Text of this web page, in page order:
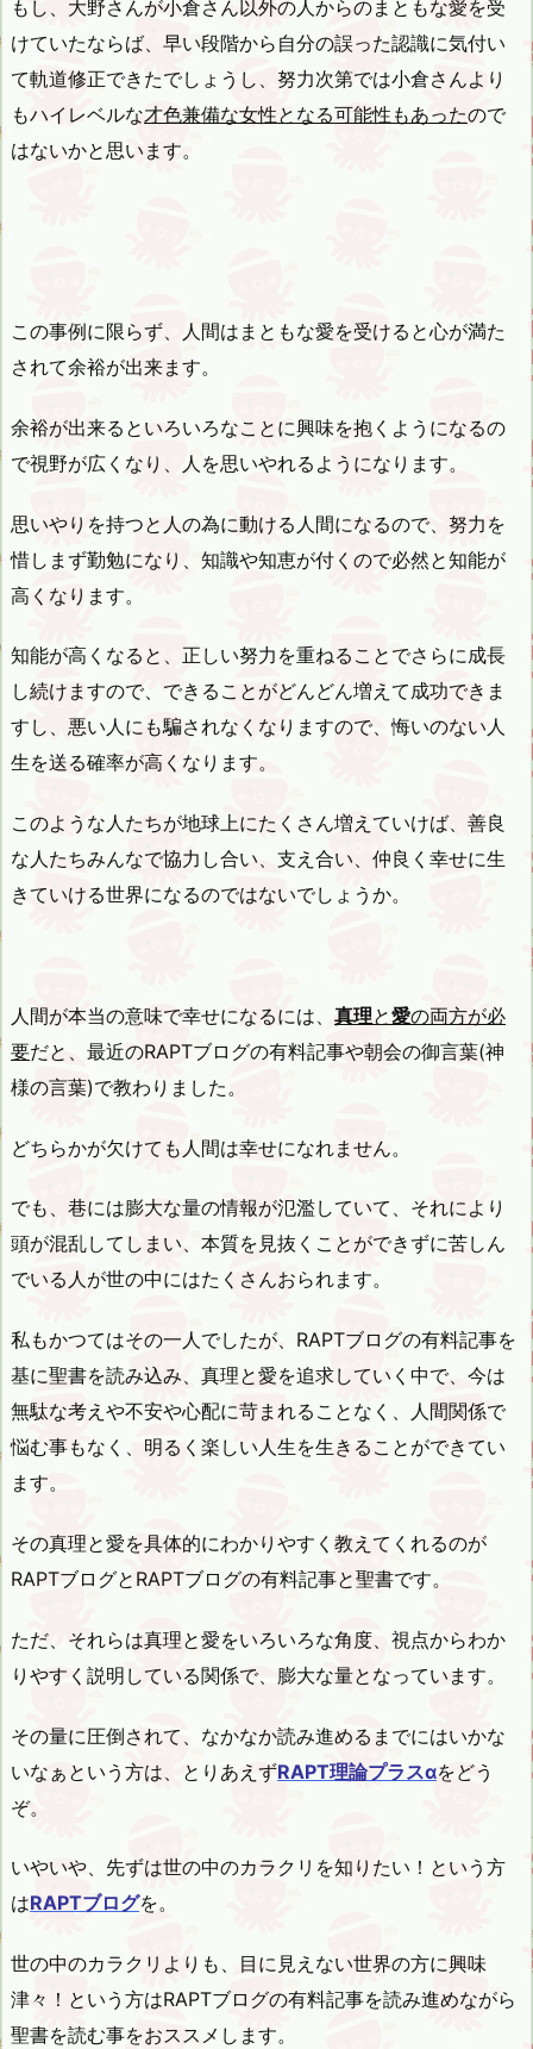
もし、大野さんが小倉さん以外の人からのまともな愛を受
けていたならば、早い段階から自分の誤った認識に気付い
て軌道修正できたでしょうし、努力次第では小倉さんより
もハイレベルな才色兼備な女性となる可能性もあったので
はないかと思います。
この事例に限らず、人間はまともな愛を受けると心が満た
されて余裕が出来ます。
余裕が出来るといろいろなことに興味を抱くようになるの
で視野が広くなり、人を思いやれるようになります。
思いやりを持つと人の為に動ける人間になるので、努力を
惜しまず勤勉になり、知識や知恵が付くので必然と知能が
高くなります。
知能が高くなると、正しい努力を重ねることでさらに成長
し続けますので、できることがどんどん増えて成功できま
すし、悪い人にも騙されなくなりますので、悔いのない人
生を送る確率が高くなります。
このような人たちが地球上にたくさん増えていけば、善良
な人たちみんなで協力し合い、支え合い、仲良く幸せに生
きていける世界になるのではないでしょうか。
人間が本当の意味で幸せになるには、 真理と愛の両方が必
要だと、最近のRAPTブログの有料記事や朝会の御言葉(神
様の言葉)で教わりました。
どちらかが欠けても人間は幸せになれません。
でも、巷には膨大な量の情報が氾濫していて、それにより
頭が混乱してしまい、本質を見抜くことができずに苦しん
でいる人が世の中にはたくさんおられます。
私もかつてはその一人でしたが、RAPTブログの有料記事を
基に聖書を読み込み、真理と愛を追求していく中で、今は
無駄な考えや不安や心配に苛まれることなく、人間関係で
悩む事もなく、明るく楽しい人生を生きることができてい
ます。
その真理と愛を具体的にわかりやすく教えてくれるのが
RAPTブログとRAPTブログの有料記事と聖書です。
ただ、それらは真理と愛をいろいろな角度、視点からわか
りやすく説明している関係で、膨大な量となっています。
その量に圧倒されて、なかなか読み進めるまでにはいかな
いなぁという方は、とりあえずRAPT理論プラスαをどう
ぞ。
いやいや、先ずは世の中のカラクリを知りたい！という方
はRAPTブログを。
世の中のカラクリよりも、目に見えない世界の方に興味
津々！という方はRAPTブログの有料記事を読み進めながら
聖書を読む事をおススメします。